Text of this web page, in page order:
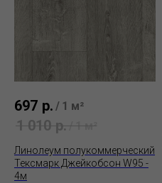
697 р. / 1 м²
1 010 р./1 м²
Линолеум полукоммерческий
Тексмарк Джейкобсон W95 -
4м